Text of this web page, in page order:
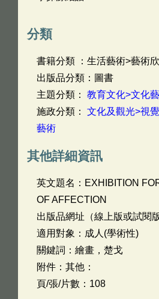
分類
書籍分類 ：生活藝術>藝術
出版品分類：圖書
主題分類： 教育文化>文化
施政分類： 文化及觀光>視
藝術
其他詳細資訊
英文題名： EXHIBITION
OF AFFECTION
出版品網址（線上版或試閱
適用對象：成人(學術性)
關鍵詞：繪畫，楚戈
附件：其他：
頁/張/片數：108